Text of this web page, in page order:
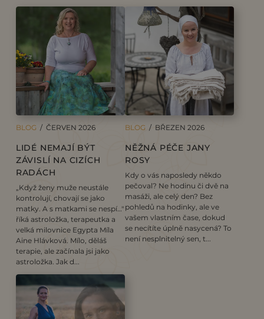
BLOG / ČERVEN 2026
LIDÉ NEMAJÍ BÝT
ZÁVISLÍ NA CIZÍCH
RADÁCH
„Když ženy muže neustále
kontrolují, chovají se jako
matky. A s matkami se nespí…"
říká astroložka, terapeutka a
velká milovnice Egypta Míla
Aine Hlávková. Mílo, děláš
terapie, ale začínala jsi jako
astroložka. Jak d...
BLOG / BŘEZEN 2026
NĚŽNÁ PÉČE JANY
ROSY
Kdy o vás naposledy někdo
pečoval? Ne hodinu či dvě na
masáži, ale celý den? Bez
pohledů na hodinky, ale ve
vašem vlastním čase, dokud
se necítíte úplně nasycená? To
není nesplnitelný sen, t...